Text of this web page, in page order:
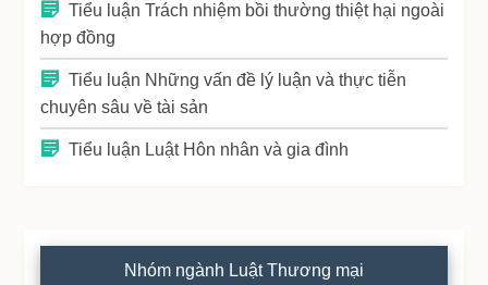
Tiểu luận Trách nhiệm bồi thường thiệt hại ngoài
hợp đồng
Tiểu luận Những vấn đề lý luận và thực tiễn
chuyên sâu về tài sản
Tiểu luận Luật Hôn nhân và gia đình
Nhóm ngành Luật Thương mại